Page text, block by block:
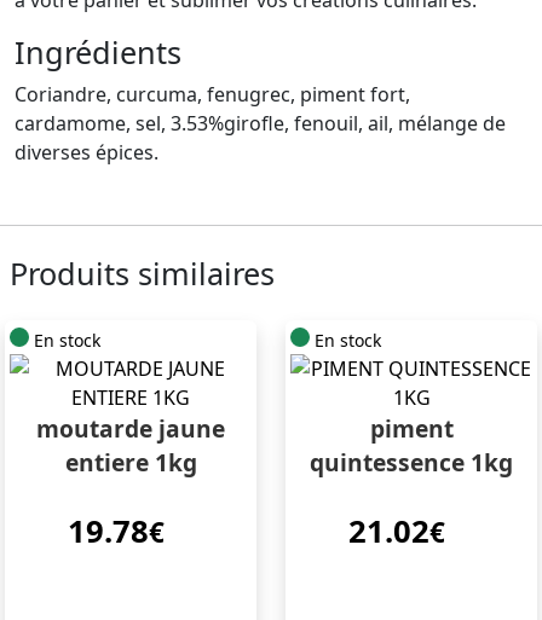
Ingrédients
Coriandre, curcuma, fenugrec, piment fort,
cardamome, sel, 3.53%girofle, fenouil, ail, mélange de
diverses épices.
Produits similaires
En stock
moutarde jaune
entiere 1kg
19.78€
En stock
piment
quintessence 1kg
21.02€